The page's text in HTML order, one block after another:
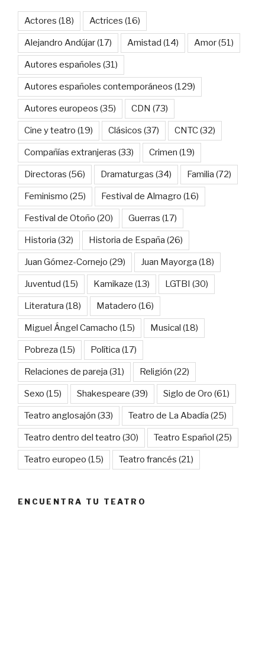
Actores (18) Actrices (16)
Alejandro Andújar(17) Amistad (14) Amor(51)
Autores españoles (31)
Autores españoles contemporáneos (129)
Autores europeos (35) CDN (73)
Cine y teatro (19) Clásicos (37) CNTC(32)
Compañías extranjeras (33) Crimen (19)
Directoras (56) Dramaturgas (34) Familia (72)
Feminismo (25) Festival de Almagro (16)
Festival de Otoño (20) Guerras (17)
Historia (32) Historia de España (26)
Juan Gómez-Cornejo (29) Juan Mayorga (18)
Juventud (15) Kamikaze (13) LGTBI (30)
Literatura (18) Matadero (16)
Miguel Ángel Camacho (15) Musical (18)
Pobreza (15) Política (17)
Relaciones de pareja (31) Religión (22)
Sexo (15) Shakespeare (39) Siglo de Oro (61)
Teatro anglosajón (33) Teatro de La Abadía (25)
Teatro dentro del teatro (30) Teatro Español (25)
Teatro europeo (15) Teatro francés (21)
ENCUENTRA TU TEATRO